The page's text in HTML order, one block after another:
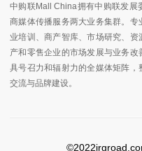
中购联Mall China拥有中购联发展
商媒体传播服务两大业务集群。
业培训、商产智库、市场研究、
产和零售企业的市场发展与业务
具号召力和辐射力的全媒体矩阵
交流与品牌建设。